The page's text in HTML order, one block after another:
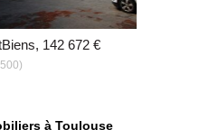
672 €
à Toulouse